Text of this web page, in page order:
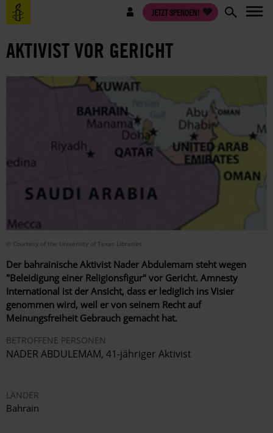
Direkt
zum
Benutzermenü JETZT SPENDEN!
AKTIVIST VOR GERICHT
© Courtesy of the University of Texas Libraries
Der bahrainische Aktivist Nader Abdulemam steht wegen
"Beleidigung einer Religionsfigur" vor Gericht. Amnesty
International ist der Ansicht, dass er lediglich ins Visier
genommen wird, weil er von seinem Recht auf
Meinungsfreiheit Gebrauch gemacht hat.
BETROFFENE PERSONEN
NADER ABDULEMAM, 41-jähriger Aktivist
LÄNDER
Bahrain